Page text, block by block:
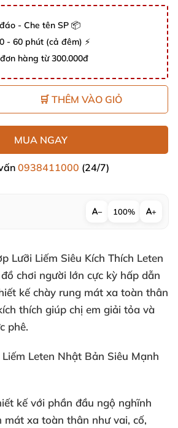
- Che tên SP 📦
- 60 phút (cả đêm) ⚡
hàng từ 300.000đ
🛒 THÊM VÀO GIỎ
MUA NGAY
0938411000 (24/7)
− 100% +
Lưỡi Liếm Siêu Kích Thích Leten
chơi người lớn cực kỳ hấp dẫn
kế chày rung mát xa toàn thân
thích giúp chị em giải tỏa và
phê.
kếvới phần đầu ngộ nghĩnh
mát xa toàn thân như vai, cố,